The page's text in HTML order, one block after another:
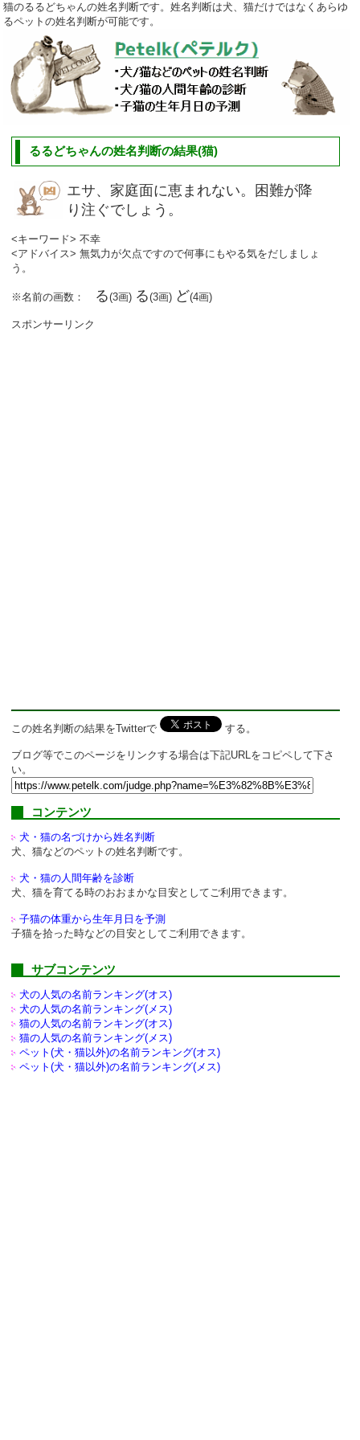
猫のるるどちゃんの姓名判断です。姓名判断は犬、猫だけではなくあらゆ
るペットの姓名判断が可能です。
るるどちゃんの姓名判断の結果(猫)
エサ、家庭面に恵まれない。困難が降
り注ぐでしょう。
<キーワード> 不幸
<アドバイス> 無気力が欠点ですので何事にもやる気をだしましょ
う。
※名前の画数： る(3画) る(3画) ど(4画)
スポンサーリンク
この姓名判断の結果をTwitterで する。
ブログ等でこのページをリンクする場合は下記URLをコピペして下さ
い。
コンテンツ
犬・猫の名づけから姓名判断
犬、猫などのペットの姓名判断です。
犬・猫の人間年齢を診断
犬、猫を育てる時のおおまかな目安としてご利用できます。
子猫の体重から生年月日を予測
子猫を拾った時などの目安としてご利用できます。
サブコンテンツ
犬の人気の名前ランキング(オス)
犬の人気の名前ランキング(メス)
猫の人気の名前ランキング(オス)
猫の人気の名前ランキング(メス)
ペット(犬・猫以外)の名前ランキング(オス)
ペット(犬・猫以外)の名前ランキング(メス)